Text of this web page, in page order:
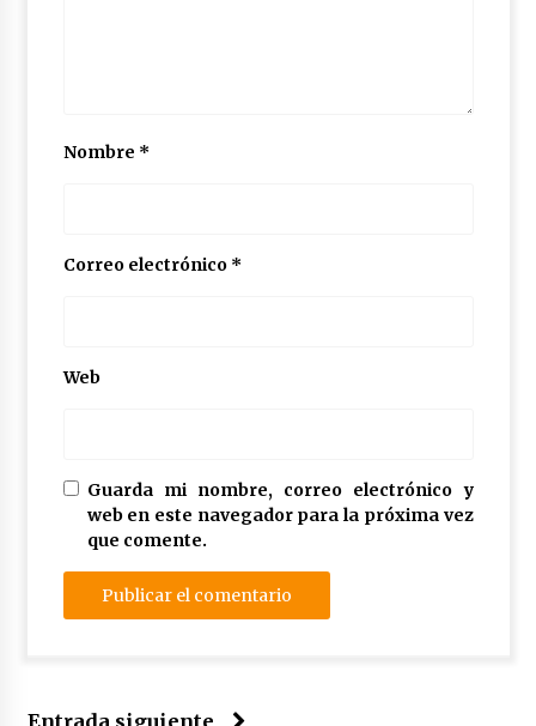
Nombre *
Correo electrónico *
Web
Guarda mi nombre, correo electrónico y
web en este navegador para la próxima vez
que comente.